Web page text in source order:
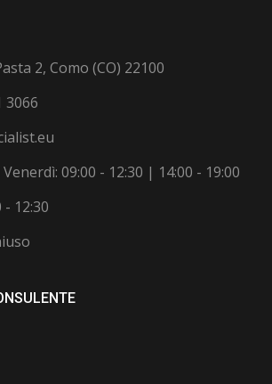
2, Como (CO) 22100
3066
09:00 - 12:30 | 14:00 - 19:00
- 12:30